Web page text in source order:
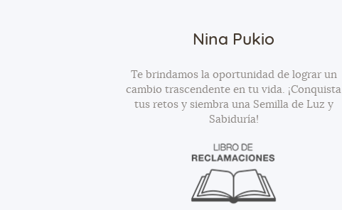
Nina Pukio
Te brindamos la oportunidad de lograr un
cambio trascendente en tu vida. ¡Conquista
tus retos y siembra una Semilla de Luz y
Sabiduría!